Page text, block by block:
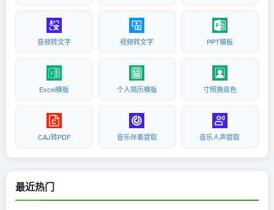
音频转文字 视频转文字 PPT模板
Excel模板 个人简历模板 寸照换底色
CAJ转PDF 音乐伴奏提取 音乐人声提取
最近热门